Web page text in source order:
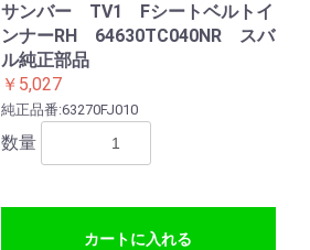
サンバー TV1 Fシートベルトイ
ンナーRH 64630TC040NR スバ
ル純正部品
￥5,027
純正品番:63270FJ010
数量
カートに入れる